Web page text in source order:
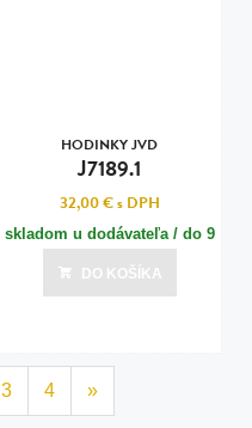
HODINKY JVD
J7189.1
32,00 €s DPH
skladom u dodávateľa / do 9
dní
Posledná aktualizácia dnes o 16:00
DO KOŠÍKA
3 4 »